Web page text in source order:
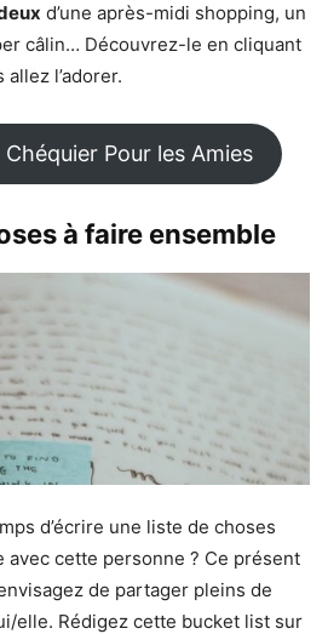
d’une après-midi shopping, un
câlin… Découvrez-le en cliquant
l’adorer.
Pour les Amies
à faire ensemble
d’écrire une liste de choses
avec cette personne ? Ce présent
de partager pleins de
elle. Rédigez cette bucket list sur